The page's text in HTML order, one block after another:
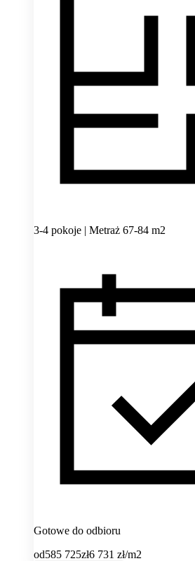
3-4 pokoje | Metraż 67-84 m2
Gotowe do odbioru
od585 725zł6 731 zł/m2